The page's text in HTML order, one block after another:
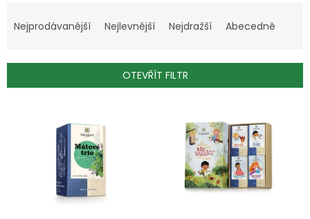
a
í
Nejprodávanější Nejlevnější Nejdražší Abecedně
OTEVŘÍT FILTR